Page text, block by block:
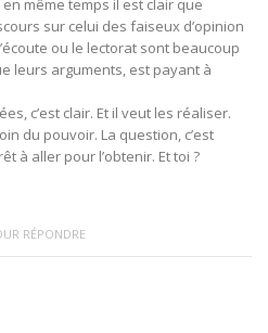
en même temps il est clair que
sur celui des faiseux d’opinion
ou le lectorat sont beaucoup
leurs arguments, est payant à
c’est clair. Et il veut les réaliser.
du pouvoir. La question, c’est
à aller pour l’obtenir. Et toi ?
RÉPONDRE